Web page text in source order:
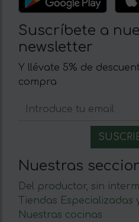
Suscríbete a
newsletter
Y llévate 5% de
compra
Nuestras
Del productor, sin
Tiendas
Nuestras cocinas